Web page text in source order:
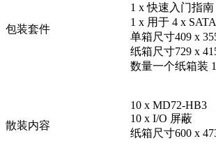
包装套件
1 x 快速入门指南
1 x 用于 4 x
单箱尺寸409 x
纸箱尺寸729 x
数量一个纸箱装
散装内容
10 x MD72-HB3
10 x I/O 屏蔽
纸箱尺寸600 x